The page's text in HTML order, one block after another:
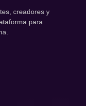
creadores y
para